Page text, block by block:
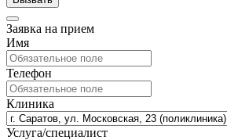
Заявка на прием
Имя
Телефон
Клиника
Услуга/специалист